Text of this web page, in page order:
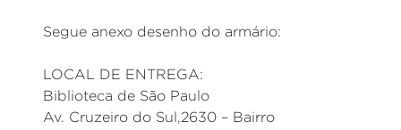
Segue anexo desenho do armário:
LOCAL DE ENTREGA:
Biblioteca de São Paulo
Av. Cruzeiro do Sul,2630 – Bairro